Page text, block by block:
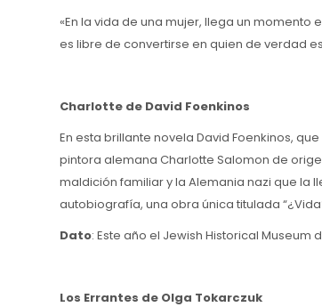
«En la vida de una mujer, llega un
es libre de convertirse en quien de verdad
Charlotte de David Foenkinos
En esta brillante novela David Foenkinos,
pintora alemana Charlotte Salomon de
maldición familiar y la Alemania nazi que la
autobiografía, una obra única titulada
Dato: Este año el Jewish Historical
Los Errantes de Olga Tokarczuk